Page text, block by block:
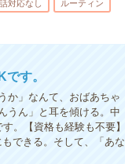
対応なし ルーティン
す。
か」なんて、おばあちゃ
うん」と耳を傾ける。中
。【資格も経験も不要】
できる。そして、「あな